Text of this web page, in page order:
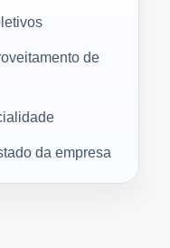
de
da empresa